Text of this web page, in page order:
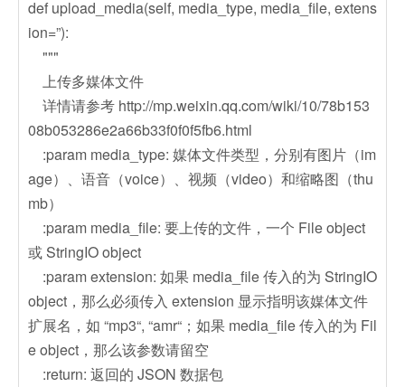
def upload_media(self, media_type, media_file, extens
ion=”):
"""
上传多媒体文件
详情请参考 http://mp.weixin.qq.com/wiki/10/78b153
08b053286e2a66b33f0f0f5fb6.html
:param media_type: 媒体文件类型，分别有图片（im
age）、语音（voice）、视频（video）和缩略图（thu
mb）
:param media_file: 要上传的文件，一个 File object
或 StringIO object
:param extension: 如果 media_file 传入的为 StringIO
object，那么必须传入 extension 显示指明该媒体文件
扩展名，如 “mp3“, “amr“；如果 media_file 传入的为 Fil
e object，那么该参数请留空
:return: 返回的 JSON 数据包